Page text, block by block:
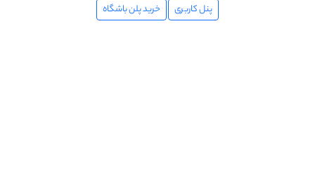
پنل کاربری خرید پلن باشگاه